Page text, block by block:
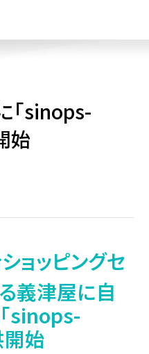
「sinops-
始
ョッピングセ
義津屋に自
sinops-
開始